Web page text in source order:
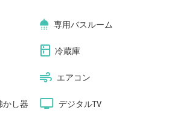
専用バスルーム
冷蔵庫
エアコン
かし器 デジタルTV